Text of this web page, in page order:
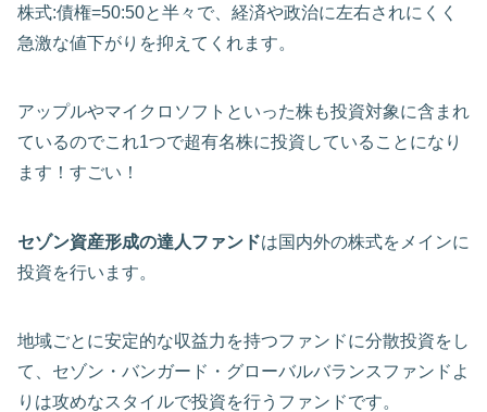
株式:債権=50:50と半々で、経済や政治に左右されにくく
急激な値下がりを抑えてくれます。
アップルやマイクロソフトといった株も投資対象に含まれ
ているのでこれ1つで超有名株に投資していることになり
ます！すごい！
セゾン資産形成の達人ファンドは国内外の株式をメインに
投資を行います。
地域ごとに安定的な収益力を持つファンドに分散投資をし
て、セゾン・バンガード・グローバルバランスファンドよ
りは攻めなスタイルで投資を行うファンドです。